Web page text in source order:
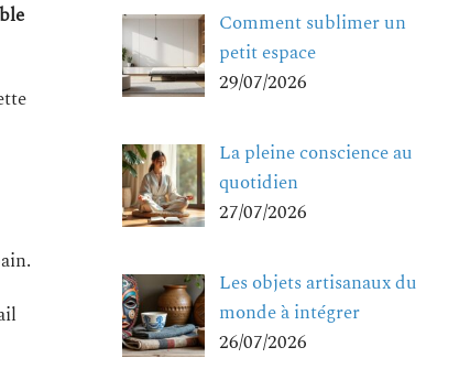
Comment sublimer un
petit espace
29/07/2026
La pleine conscience au
quotidien
27/07/2026
Les objets artisanaux du
monde à intégrer
26/07/2026